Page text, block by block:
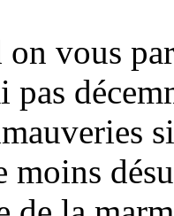
on vous
pas
moins